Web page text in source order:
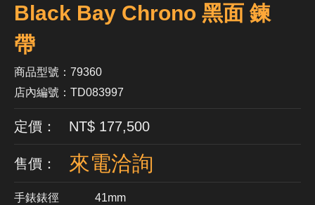
Black Bay Chrono 黑面 鍊
帶
商品型號：79360
店內編號：TD083997
定價： NT$ 177,500
售價： 來電洽詢
手錶錶徑 41mm